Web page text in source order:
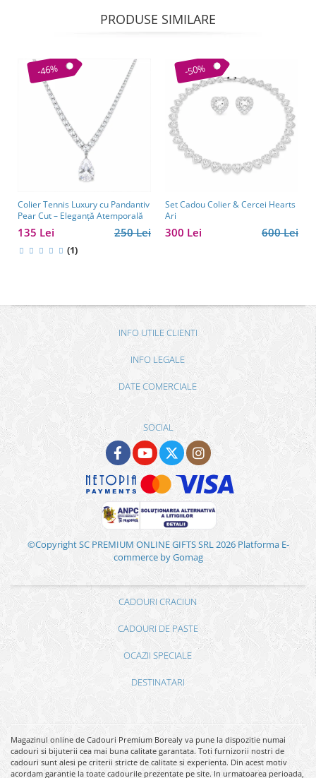
PRODUSE SIMILARE
-46%
Colier Tennis Luxury cu Pandantiv
Pear Cut – Eleganță Atemporală
250 Lei
135 Lei
(1)
-50%
Set Cadou Colier & Cercei Hearts
Ari
600 Lei
300 Lei
INFO UTILE CLIENTI
INFO LEGALE
DATE COMERCIALE
SOCIAL
©Copyright SC PREMIUM ONLINE GIFTS SRL 2026 Platforma E-
commerce by Gomag
CADOURI CRACIUN
CADOURI DE PASTE
OCAZII SPECIALE
DESTINATARI
Magazinul online de Cadouri Premium Borealy va pune la dispozitie numai
cadouri si bijuterii cea mai buna calitate garantata. Toti furnizorii nostri de
cadouri sunt alesi pe criterii stricte de calitate si experienta. Din acest motiv
acordam garantie la toate cadourile prezentate pe site. In urmatoarea perioada,